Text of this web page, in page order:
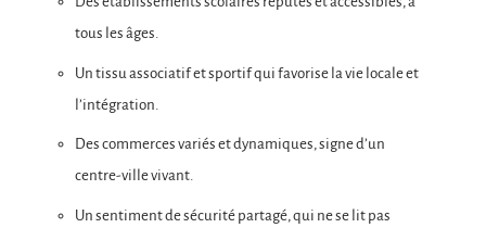
tous les âges.
Un tissu associatif et sportif qui favorise la vie locale et
l’intégration.
Des commerces variés et dynamiques, signe d’un
centre-ville vivant.
Un sentiment de sécurité partagé, qui ne se lit pas